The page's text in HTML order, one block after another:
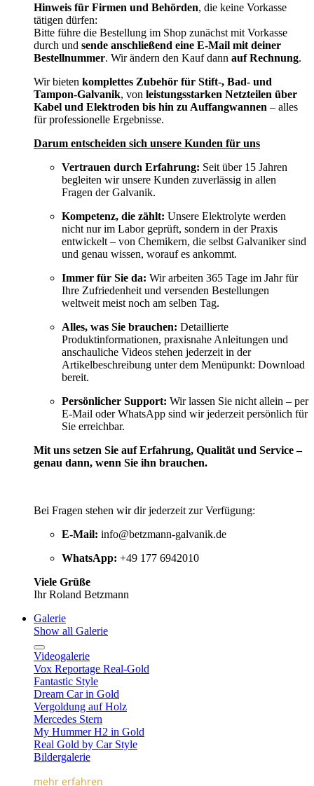
Hinweis für Firmen und Behörden, die keine Vorkasse
tätigen dürfen:
Bitte führe die Bestellung im Shop zunächst mit Vorkasse
durch und sende anschließend eine E-Mail mit deiner
Bestellnummer. Wir ändern den Kauf dann auf Rechnung.
Wir bieten komplettes Zubehör für Stift-, Bad- und
Tampon-Galvanik, von leistungsstarken Netzteilen über
Kabel und Elektroden bis hin zu Auffangwannen – alles
für professionelle Ergebnisse.
Darum entscheiden sich unsere Kunden für uns
Vertrauen durch Erfahrung: Seit über 15 Jahren
begleiten wir unsere Kunden zuverlässig in allen
Fragen der Galvanik.
Kompetenz, die zählt: Unsere Elektrolyte werden
nicht nur im Labor geprüft, sondern in der Praxis
entwickelt – von Chemikern, die selbst Galvaniker sind
und genau wissen, worauf es ankommt.
Immer für Sie da: Wir arbeiten 365 Tage im Jahr für
Ihre Zufriedenheit und versenden Bestellungen
weltweit meist noch am selben Tag.
Alles, was Sie brauchen: Detaillierte
Produktinformationen, praxisnahe Anleitungen und
anschauliche Videos stehen jederzeit in der
Artikelbeschreibung unter dem Menüpunkt: Download
bereit.
Persönlicher Support: Wir lassen Sie nicht allein – per
E-Mail oder WhatsApp sind wir jederzeit persönlich für
Sie erreichbar.
Mit uns setzen Sie auf Erfahrung, Qualität und Service –
genau dann, wenn Sie ihn brauchen.
Bei Fragen stehen wir dir jederzeit zur Verfügung:
E-Mail: info@betzmann-galvanik.de
WhatsApp: +49 177 6942010
Viele Grüße
Ihr Roland Betzmann
Galerie
Show all Galerie
Videogalerie
Vox Reportage Real-Gold
Fantastic Style
Dream Car in Gold
Vergoldung auf Holz
Mercedes Stern
My Hummer H2 in Gold
Real Gold by Car Style
Bildergalerie
mehr erfahren